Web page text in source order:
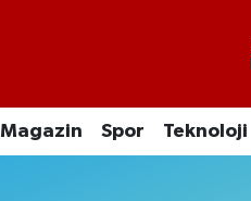
Magazin Spor Teknoloji